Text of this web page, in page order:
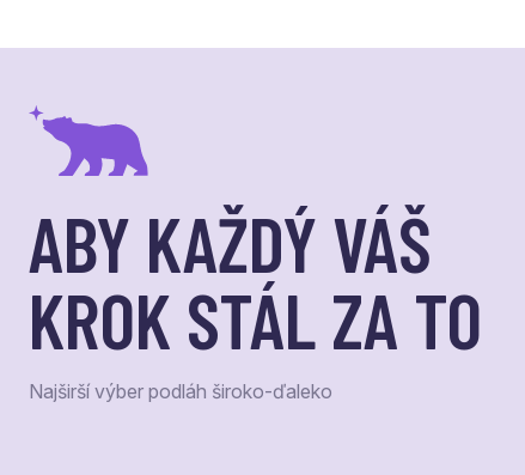
ABY KAŽDÝ VÁŠ
KROK STÁL ZA TO
Najširší výber podláh široko-ďaleko